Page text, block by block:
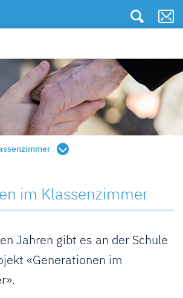
im Klassenzimmer
Jahren gibt es an der Schule
«Generationen im